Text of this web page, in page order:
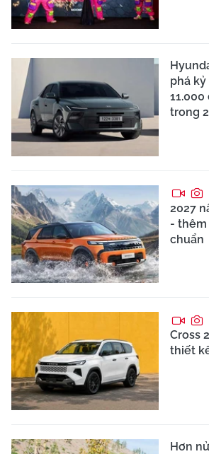
phá
trong
2027
- thêm
chuẩn
Cross
thiết
Hơn